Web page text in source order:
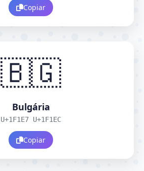
Copiar
🇧🇬
Bulgária
U+1F1E7 U+1F1EC
Copiar